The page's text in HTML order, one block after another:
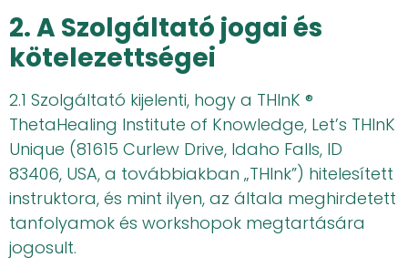
2. A Szolgáltató jogai és
kötelezettségei
2.1 Szolgáltató kijelenti, hogy a THInK ®
ThetaHealing Institute of Knowledge, Let’s THInK
Unique (81615 Curlew Drive, Idaho Falls, ID
83406, USA, a továbbiakban „THInk”) hitelesített
instruktora, és mint ilyen, az általa meghirdetett
tanfolyamok és workshopok megtartására
jogosult.